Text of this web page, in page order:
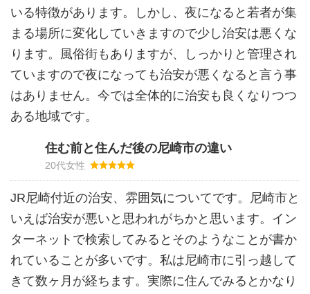
いる特徴があります。しかし、夜になると若者が集
まる場所に変化していきますので少し治安は悪くな
ります。風俗街もありますが、しっかりと管理され
ていますので夜になっても治安が悪くなると言う事
はありません。今では全体的に治安も良くなりつつ
ある地域です。
住む前と住んだ後の尼崎市の違い
20代女性
JR尼崎付近の治安、雰囲気についてです。尼崎市と
いえば治安が悪いと思われがちかと思います。イン
ターネットで検索してみるとそのようなことが書か
れていることが多いです。私は尼崎市に引っ越して
きて数ヶ月が経ちます。実際に住んでみるとかなり